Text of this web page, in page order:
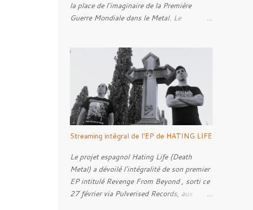
la place de l'imaginaire de la Première
Guerre Mondiale dans le Metal. Le
s'empare des représentations de la Grande
Guerre, entre démarche mémorielle, regard
critique et fascination pour ses symboles.
Pour alimenter cette réflexion, Tracks est
allé à la rencontre de Noise ( Kanonenfieber
) et de Dmytro Kumar ( 1914 ), qui
reviennent sur leur intérêt pour la Première
Guerre mondiale. Le documentaire donne
également la parole au producteur Kristian
"Kohle" Kohlmannslehner, collaborateur de
1914 , ainsi qu'à l'historien Ralf Raths,
directeur du Musée allemand des blindés de
Streaming intégral de l'EP de HATING LIFE
Le projet espagnol Hating Life (Death
Metal) a dévoilé l'intégralité de son premier
EP intitulé Revenge From Beyond , sorti ce
27 février via Pulverised Records, aux